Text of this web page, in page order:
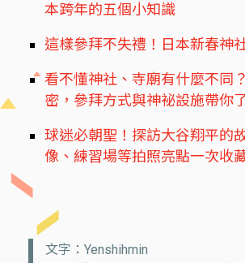
本跨年的五個小知識
這樣參拜不失禮！日本新春神
看不懂神社、寺廟有什麼不同
密，參拜方式與神祕設施帶你
球迷必朝聖！探訪大谷翔平的
像、練習場等拍照亮點一次收
文字：Yenshihmin